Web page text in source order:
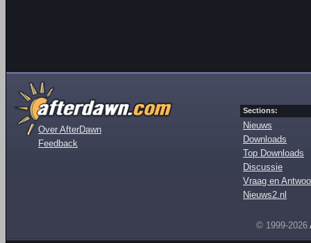
Over AfterDawn
Feedback
Sections:
Nieuws
Downloads
Top Downloads
Discussie
Vraag en
Nieuws2.nl
© 1999-2026